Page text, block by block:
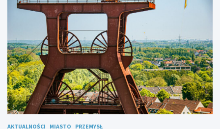
AKTUALNOŚCI MIASTO PRZEMYSŁ